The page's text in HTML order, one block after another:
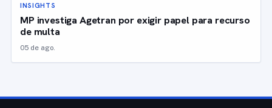
INSIGHTS
MP investiga Agetran por exigir papel para recurso
de multa
05 de ago.